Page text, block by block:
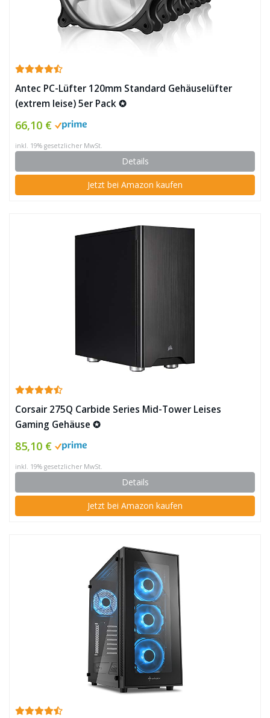
Antec PC-Lüfter 120mm Standard Gehäuselüfter
(extrem leise) 5er Pack ✪
66,10 €
inkl. 19% gesetzlicher MwSt.
Details
Jetzt bei Amazon kaufen
Corsair 275Q Carbide Series Mid-Tower Leises
Gaming Gehäuse ✪
85,10 €
inkl. 19% gesetzlicher MwSt.
Details
Jetzt bei Amazon kaufen